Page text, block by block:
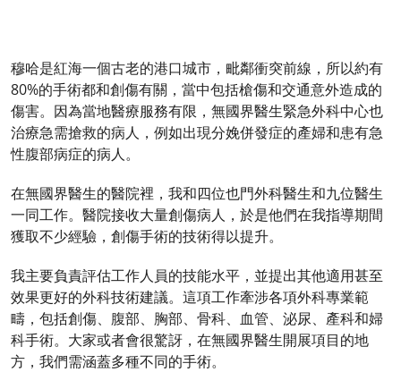
穆哈是紅海一個古老的港口城市，毗鄰衝突前線，所以約有
80%的手術都和創傷有關，當中包括槍傷和交通意外造成的
傷害。因為當地醫療服務有限，無國界醫生緊急外科中心也
治療急需搶救的病人，例如出現分娩併發症的產婦和患有急
性腹部病症的病人。
在無國界醫生的醫院裡，我和四位也門外科醫生和九位醫生
一同工作。醫院接收大量創傷病人，於是他們在我指導期間
獲取不少經驗，創傷手術的技術得以提升。
我主要負責評估工作人員的技能水平，並提出其他適用甚至
效果更好的外科技術建議。這項工作牽涉各項外科專業範
疇，包括創傷、腹部、胸部、骨科、血管、泌尿、產科和婦
科手術。大家或者會很驚訝，在無國界醫生開展項目的地
方，我們需涵蓋多種不同的手術。